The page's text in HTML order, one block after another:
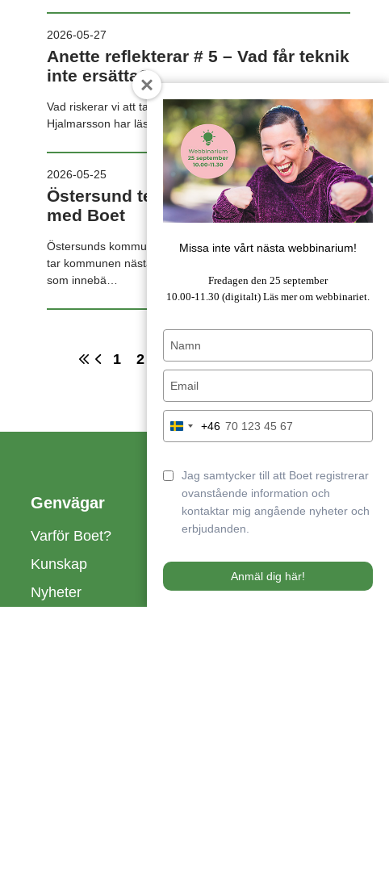
Missa inte vårt nästa webbinarium!
Fredagen den 25 september
10.00-11.30 (digitalt) Läs mer om webbinariet.
name
email
number
Sweden
+46
Jag samtycker till att Boet registrerar
ovanstående information och
kontaktar mig angående nyheter och
erbjudanden.
Anmäl dig här!
2026-05-27
Anette reflekterar # 5 – Vad får teknik
inte ersätta?
Vad riskerar vi att tappa när välfärden digitaliseras? Anette
Hjalmarsson har läst en forskningsartikel som stannade…
2026-05-25
Östersund tecknar kommunavtal
med Boet
Östersunds kommun har arbetat med Boet sedan 2023. Nu
tar kommunen nästa steg och tecknar ett kommunavtal
som innebä…
1 2 3 4 5 6 7 8
Genvägar
Varför Boet?
Kunskap
Nyheter